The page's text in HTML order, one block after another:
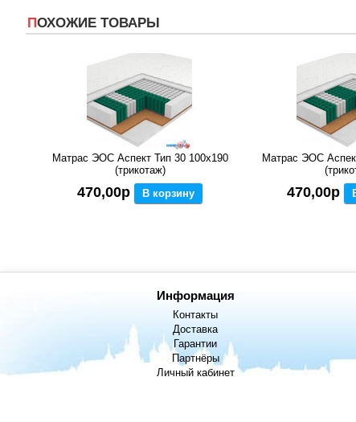
ПОХОЖИЕ ТОВАРЫ
Матрас ЭОС Аспект Тип 30 100x190
(трикотаж)
470,00р В корзину
Матрас ЭОС
470,00р
Информация
Контакты
Доставка
Гарантии
Партнёры
Личный кабинет